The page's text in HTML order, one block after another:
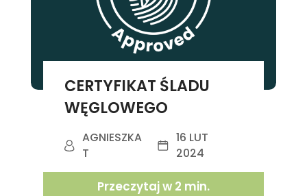
CERTYFIKAT ŚLADU
WĘGLOWEGO
AGNIESZKA
T
16 LUT
2024
Przeczytaj w 2 min.